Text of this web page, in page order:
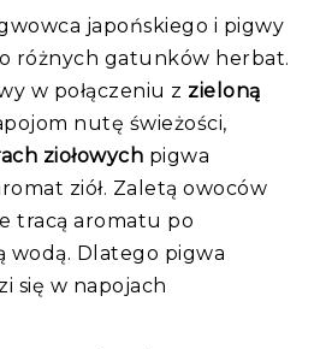
japońskiego i pigwy
różnych gatunków herbat.
w połączeniu z zieloną
nutę świeżości,
ziołowych pigwa
ziół. Zaletą owoców
tracą aromatu po
wodą. Dlatego pigwa
się w napojach